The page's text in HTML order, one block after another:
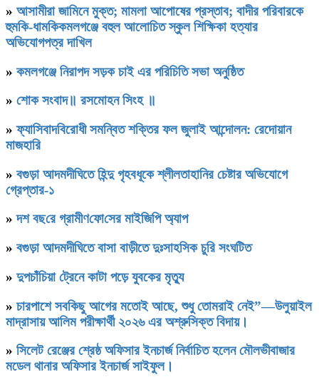
» আসামীরা জামিনে মুক্ত; মামলা আপোষের প্রস্তাব; বাদীর পরিবারকে
হুমকি-ধামকিকমলগঞ্জে বহুল আলোচিত স্কুল শিক্ষিকা হত্যার
অভিযোগপত্র দাখিল
» কমলগঞ্জে নিরাপদ সড়ক চাই এর পরিচিতি সভা অনুষ্ঠিত
» শোক সংবাদ॥ রসমোহন সিংহ ॥
»ফ্যাসিবাদবিরোধী সমন্বিত শক্তির ফল জুলাই আন্দোলন: রেদোয়ান
মাজহারি
» বগুড়া আদমদীঘিতে হিন্দু গৃহবধূকে শ্লীলতাহানির চেষ্টার অভিযোগে
গ্রেপ্তার-১
»দশ বছ‌রে গ্রামীণ‌ফো‌সের মাইজিপি অ্যাপ
» বগুড়া আদমদীঘিতে বাসা বাড়ীতে দুঃসাহসিক চুরি সংঘটিত
» দুপচাঁচিয়া ট্রেনে কাটা পড়ে যুবকের মৃত্যু
» চারপাশে সবকিছু আগের মতোই আছে, শুধু তোমরাই নেই”—উলুয়াইল
মাদ্রাসায় আলিম পরীক্ষার্থী ২০২৬ এর অশ্রুসিক্ত বিদায়।
» সিলেট রেঞ্জের শ্রেষ্ঠ অফিসার ইনচার্জ নির্বাচিত হলেন মৌলভীবাজার
মডেল থানার অফিসার ইনচার্জ সাইফুল।